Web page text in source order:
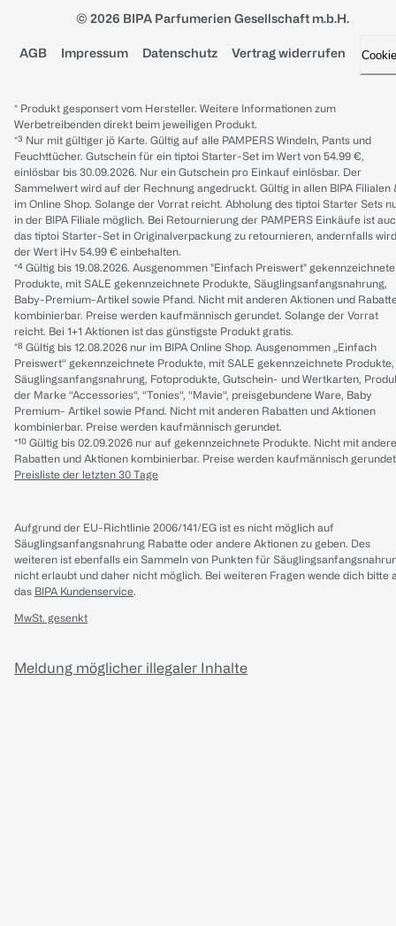
© 2026 BIPA Parfumerien Gesellschaft m.b.H.
AGB Impressum Datenschutz Vertrag widerrufen
* Produkt gesponsert vom Hersteller. Weitere Informationen zum
Werbetreibenden direkt beim jeweiligen Produkt.
*³ Nur mit gültiger jö Karte. Gültig auf alle PAMPERS Windeln, Pants und
Feuchttücher. Gutschein für ein tiptoi Starter-Set im Wert von 54.99 €,
einlösbar bis 30.09.2026. Nur ein Gutschein pro Einkauf einlösbar. Der
Sammelwert wird auf der Rechnung angedruckt. Gültig in allen BIPA Filialen
im Online Shop. Solange der Vorrat reicht. Abholung des tiptoi Starter Sets
in der BIPA Filiale möglich. Bei Retournierung der PAMPERS Einkäufe ist
das tiptoi Starter-Set in Originalverpackung zu retournieren, andernfalls wird
der Wert iHv 54.99 € einbehalten.
*⁴ Gültig bis 19.08.2026. Ausgenommen "Einfach Preiswert" gekennzeichnete
Produkte, mit SALE gekennzeichnete Produkte, Säuglingsanfangsnahrung,
Baby-Premium-Artikel sowie Pfand. Nicht mit anderen Aktionen und
kombinierbar. Preise werden kaufmännisch gerundet. Solange der Vorrat
reicht. Bei 1+1 Aktionen ist das günstigste Produkt gratis.
*⁸ Gültig bis 12.08.2026 nur im BIPA Online Shop. Ausgenommen „Einfach
Preiswert“ gekennzeichnete Produkte, mit SALE gekennzeichnete Produkte,
Säuglingsanfangsnahrung, Fotoprodukte, Gutschein- und Wertkarten,
der Marke “Accessories“, “Tonies“, “Mavie“, preisgebundene Ware, Baby
Premium- Artikel sowie Pfand. Nicht mit anderen Rabatten und Aktionen
kombinierbar. Preise werden kaufmännisch gerundet.
*¹⁰ Gültig bis 02.09.2026 nur auf gekennzeichnete Produkte. Nicht mit
Rabatten und Aktionen kombinierbar. Preise werden kaufmännisch
Preisliste der letzten 30 Tage
Aufgrund der EU-Richtlinie 2006/141/EG ist es nicht möglich auf
Säuglingsanfangsnahrung Rabatte oder andere Aktionen zu geben. Des
weiteren ist ebenfalls ein Sammeln von Punkten für
nicht erlaubt und daher nicht möglich. Bei weiteren Fragen wende dich bitte
das BIPA Kundenservice.
MwSt. gesenkt
Meldung möglicher illegaler Inhalte